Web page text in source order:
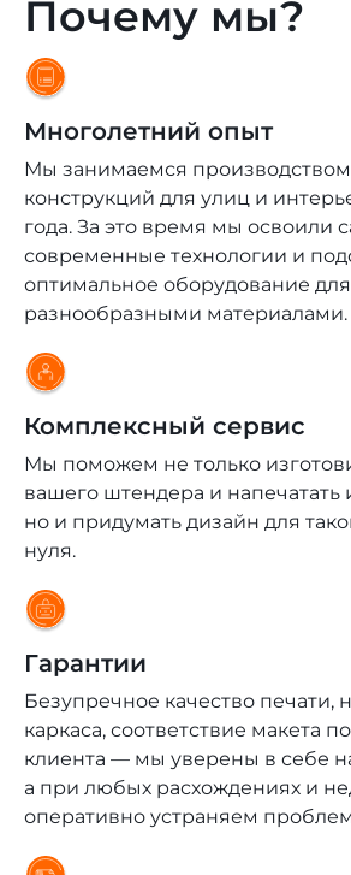
Почему мы?
Многолетний опыт
Мы занимаемся
конструкций для улиц и
года. За это время мы освоили
современные технологии и
оптимальное оборудование
разнообразными материалами.
Комплексный сервис
Мы поможем не только
вашего штендера и напечатать
но и придумать дизайн для
нуля.
Гарантии
Безупречное качество печати,
каркаса, соответствие макета
клиента — мы уверены в себе
а при любых расхождениях и
оперативно устраняем